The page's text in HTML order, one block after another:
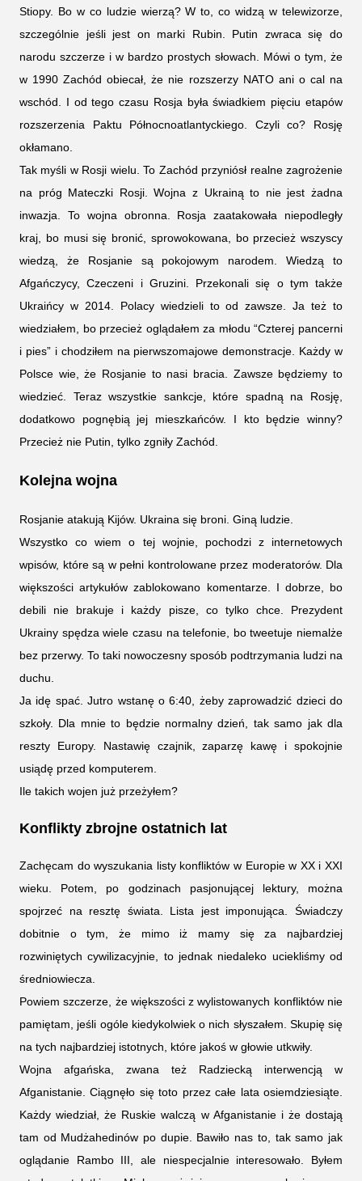
Stiopy. Bo w co ludzie wierzą? W to, co widzą w telewizorze,
szczególnie jeśli jest on marki Rubin. Putin zwraca się do
narodu szczerze i w bardzo prostych słowach. Mówi o tym, że
w 1990 Zachód obiecał, że nie rozszerzy NATO ani o cal na
wschód. I od tego czasu Rosja była świadkiem pięciu etapów
rozszerzenia Paktu Północnoatlantyckiego. Czyli co? Rosję
okłamano.
Tak myśli w Rosji wielu. To Zachód przyniósł realne zagrożenie
na próg Mateczki Rosji. Wojna z Ukrainą to nie jest żadna
inwazja. To wojna obronna. Rosja zaatakowała niepodległy
kraj, bo musi się bronić, sprowokowana, bo przecież wszyscy
wiedzą, że Rosjanie są pokojowym narodem. Wiedzą to
Afgańczycy, Czeczeni i Gruzini. Przekonali się o tym także
Ukraińcy w 2014. Polacy wiedzieli to od zawsze. Ja też to
wiedziałem, bo przecież oglądałem za młodu “Czterej pancerni
i pies” i chodziłem na pierwszomajowe demonstracje. Każdy w
Polsce wie, że Rosjanie to nasi bracia. Zawsze będziemy to
wiedzieć. Teraz wszystkie sankcje, które spadną na Rosję,
dodatkowo pognębią jej mieszkańców. I kto będzie winny?
Przecież nie Putin, tylko zgniły Zachód.
Kolejna wojna
Rosjanie atakują Kijów. Ukraina się broni. Giną ludzie.
Wszystko co wiem o tej wojnie, pochodzi z internetowych
wpisów, które są w pełni kontrolowane przez moderatorów. Dla
większości artykułów zablokowano komentarze. I dobrze, bo
debili nie brakuje i każdy pisze, co tylko chce. Prezydent
Ukrainy spędza wiele czasu na telefonie, bo tweetuje niemalże
bez przerwy. To taki nowoczesny sposób podtrzymania ludzi na
duchu.
Ja idę spać. Jutro wstanę o 6:40, żeby zaprowadzić dzieci do
szkoły. Dla mnie to będzie normalny dzień, tak samo jak dla
reszty Europy. Nastawię czajnik, zaparzę kawę i spokojnie
usiądę przed komputerem.
Ile takich wojen już przeżyłem?
Konflikty zbrojne ostatnich lat
Zachęcam do wyszukania listy konfliktów w Europie w XX i XXI
wieku. Potem, po godzinach pasjonującej lektury, można
spojrzeć na resztę świata. Lista jest imponująca. Świadczy
dobitnie o tym, że mimo iż mamy się za najbardziej
rozwiniętych cywilizacyjnie, to jednak niedaleko uciekliśmy od
średniowiecza.
Powiem szczerze, że większości z wylistowanych konfliktów nie
pamiętam, jeśli ogóle kiedykolwiek o nich słyszałem. Skupię się
na tych najbardziej istotnych, które jakoś w głowie utkwiły.
Wojna afgańska, zwana też Radziecką interwencją w
Afganistanie. Ciągnęło się toto przez całe lata osiemdziesiąte.
Każdy wiedział, że Ruskie walczą w Afganistanie i że dostają
tam od Mudżahedinów po dupie. Bawiło nas to, tak samo jak
oglądanie Rambo III, ale niespecjalnie interesowało. Byłem